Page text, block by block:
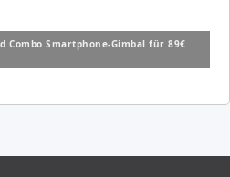
Combo Smartphone-Gimbal für 89€